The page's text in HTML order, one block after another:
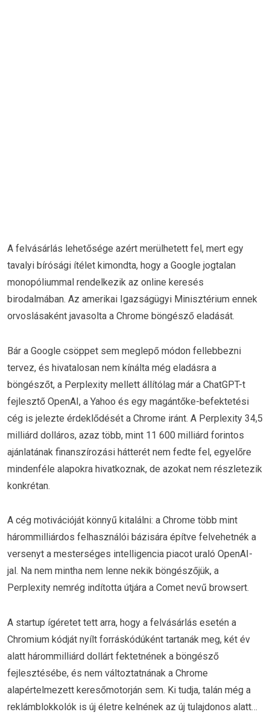
A felvásárlás lehetősége azért merülhetett fel, mert egy
tavalyi bírósági ítélet kimondta, hogy a Google jogtalan
monopóliummal rendelkezik az online keresés
birodalmában. Az amerikai Igazságügyi Minisztérium ennek
orvoslásaként javasolta a Chrome böngésző eladását.
Bár a Google csöppet sem meglepő módon fellebbezni
tervez, és hivatalosan nem kínálta még eladásra a
böngészőt, a Perplexity mellett állítólag már a ChatGPT-t
fejlesztő OpenAI, a Yahoo és egy magántőke-befektetési
cég is jelezte érdeklődését a Chrome iránt. A Perplexity 34,5
milliárd dolláros, azaz több, mint 11 600 milliárd forintos
ajánlatának finanszírozási hátterét nem fedte fel, egyelőre
mindenféle alapokra hivatkoznak, de azokat nem részletezik
konkrétan.
A cég motivációját könnyű kitalálni: a Chrome több mint
hárommilliárdos felhasználói bázisára építve felvehetnék a
versenyt a mesterséges intelligencia piacot uraló OpenAI-
jal. Na nem mintha nem lenne nekik böngészőjük, a
Perplexity nemrég indította útjára a Comet nevű browsert.
A startup ígéretet tett arra, hogy a felvásárlás esetén a
Chromium kódját nyílt forráskódúként tartanák meg, két év
alatt hárommilliárd dollárt fektetnének a böngésző
fejlesztésébe, és nem változtatnának a Chrome
alapértelmezett keresőmotorján sem. Ki tudja, talán még a
reklámblokkolók is új életre kelnének az új tulajdonos alatt…